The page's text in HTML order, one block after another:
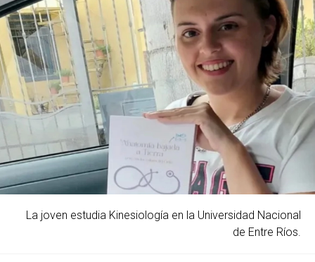
La joven estudia Kinesiología en la Universidad Nacional
de Entre Ríos.